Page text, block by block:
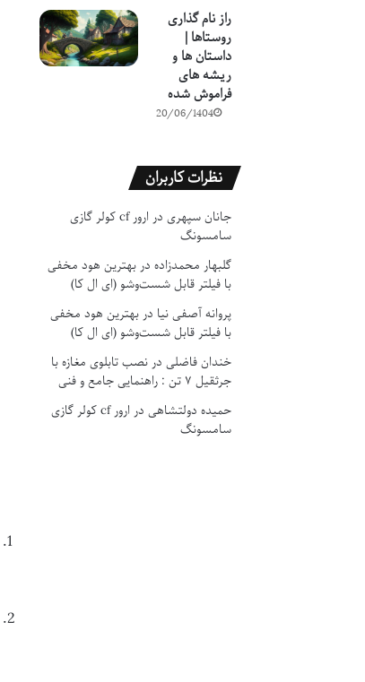
راز نام گذاری
روستاها |
داستان ها و
ریشه های
فراموش شده
20/06/1404
نظرات کاربران
جانان سپهری در
ارور cf کولر گازی
سامسونگ
گلبهار محمدزاده دربهترین هود مخفی
با فیلتر قابل شست‌وشو (ای ال کا)
پروانه آصفی نیا دربهترین هود مخفی
با فیلتر قابل شست‌وشو (ای ال کا)
خندان فاضلی درنصب تابلوی مغازه با
جرثقیل ۷ تن : راهنمایی جامع و فنی
حمیده دولتشاهی در
ارور cf کولر گازی
سامسونگ